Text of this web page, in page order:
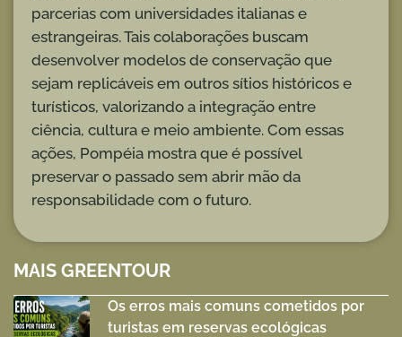
MAIS GREENTOUR
Os erros mais comuns cometidos por
turistas em reservas ecológicas
parcerias com universidades italianas e
estrangeiras. Tais colaborações buscam
desenvolver modelos de conservação que
sejam replicáveis em outros sítios históricos e
turísticos, valorizando a integração entre
ciência, cultura e meio ambiente. Com essas
ações, Pompéia mostra que é possível
preservar o passado sem abrir mão da
responsabilidade com o futuro.